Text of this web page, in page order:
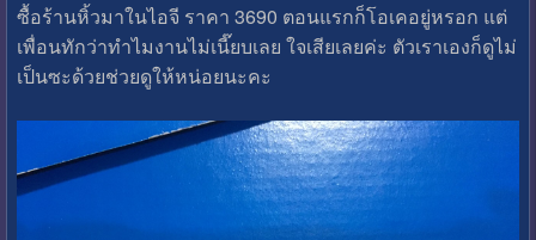
ซื้อร้านหิ้วมาในไอจี ราคา 3690 ตอนแรกก็โอเคอยู่หรอก แต่
เพื่อนทักว่าทำไมงานไม่เนี๊ยบเลย ใจเสียเลยค่ะ ตัวเราเองก็ดูไม่
เป็นซะด้วยช่วยดูให้หน่อยนะคะ